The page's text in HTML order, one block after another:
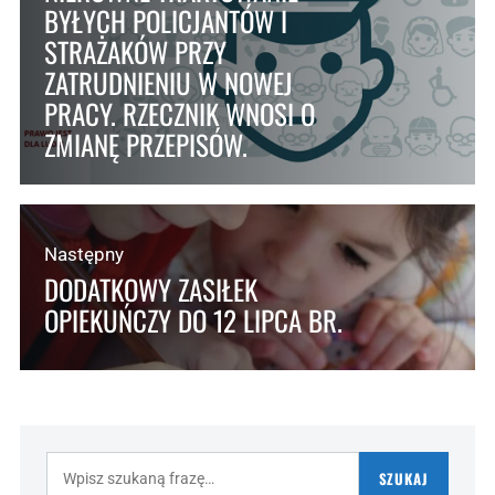
BYŁYCH POLICJANTÓW I
STRAŻAKÓW PRZY
ZATRUDNIENIU W NOWEJ
PRACY. RZECZNIK WNOSI O
ZMIANĘ PRZEPISÓW.
Następny
DODATKOWY ZASIŁEK
OPIEKUŃCZY DO 12 LIPCA BR.
SZUKAJ